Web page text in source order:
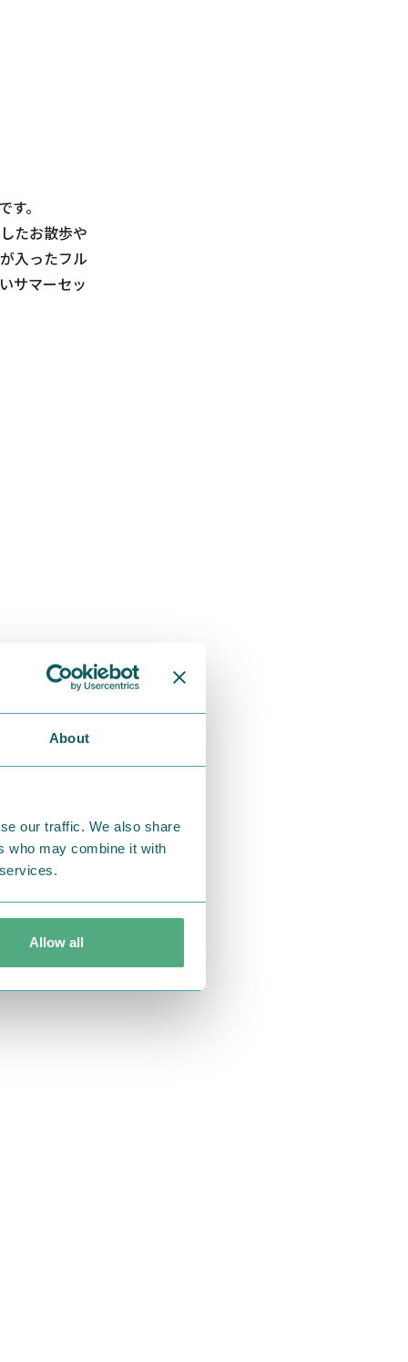
About
our traffic. We also share
who may combine it with
Allow all
。
たお散歩や
入ったフル
サマーセッ